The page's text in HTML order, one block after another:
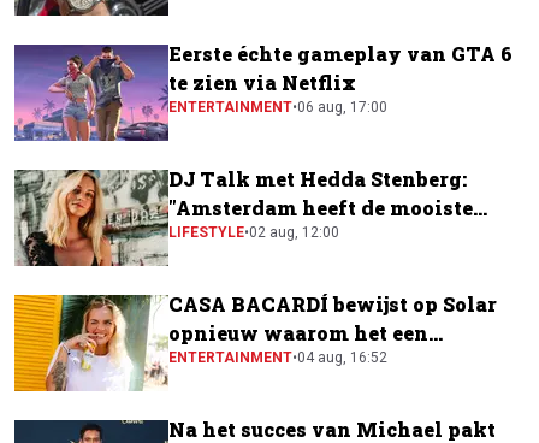
Eerste échte gameplay van GTA 6
te zien via Netflix
ENTERTAINMENT•06 aug, 17:00
DJ Talk met Hedda Stenberg:
"Amsterdam heeft de mooiste
festivalscene van Europa"
LIFESTYLE•02 aug, 12:00
CASA BACARDÍ bewijst op Solar
opnieuw waarom het een
festivalfavoriet is
ENTERTAINMENT•04 aug, 16:52
Na het succes van Michael pakt